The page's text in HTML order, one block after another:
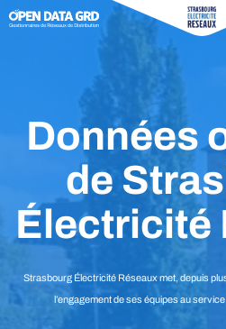
Données
de
Électricité
Strasbourg Électricité Réseaux met, depuis
l’engagement de ses équipes au